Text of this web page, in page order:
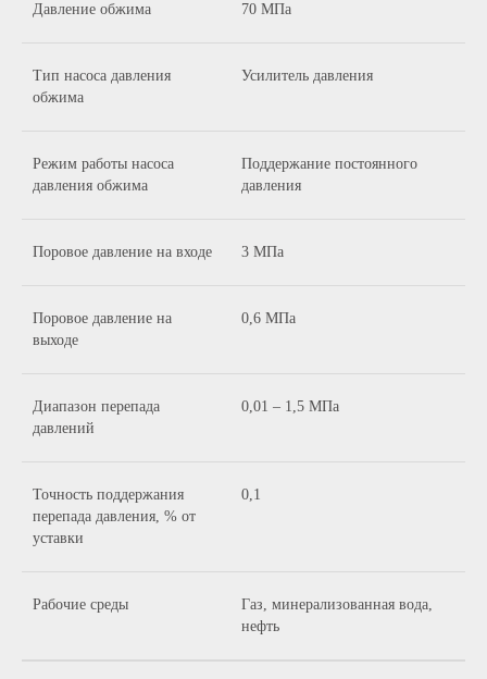
Давление обжима 70 МПа
Тип насоса давления
обжима
Усилитель давления
Режим работы насоса
давления обжима
Поддержание постоянного
давления
Поровое давление на входе 3 МПа
Поровое давление на
выходе
0,6 МПа
Диапазон перепада
давлений
0,01 – 1,5 МПа
Точность поддержания
перепада давления, % от
уставки
0,1
Рабочие среды
Газ, минерализованная вода,
нефть